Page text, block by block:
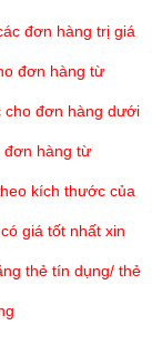
đẹp cho sản
chuẩn châu
tươi mới trong
hay phai
phong cách
đơn hàng trị giá
đơn hàng từ
cho đơn hàng dưới
đơn hàng từ
kích thước của
giá tốt nhất xin
thẻ tín dụng/ thẻ